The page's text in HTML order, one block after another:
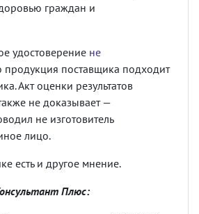
граждан и
удостоверение не
продукция поставщика подходит
Акт оценки результатов
не доказывает —
не изготовитель
лицо.
есть и другое мнение.
Плюс: